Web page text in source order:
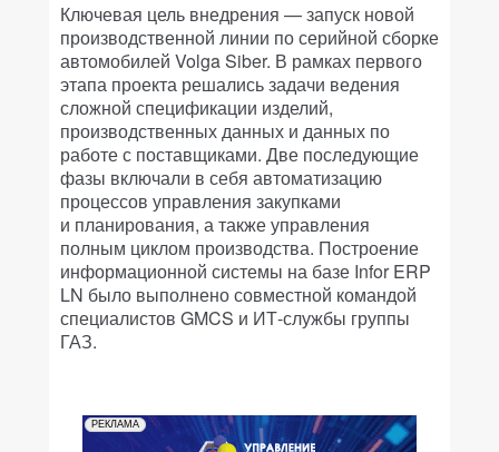
Ключевая цель внедрения — запуск новой
производственной линии по серийной сборке
автомобилей Volga Siber. В рамках первого
этапа проекта решались задачи ведения
сложной спецификации изделий,
производственных данных и данных по
работе с поставщиками. Две последующие
фазы включали в себя автоматизацию
процессов управления закупками
и планирования, а также управления
полным циклом производства. Построение
информационной системы на базе Infor ERP
LN было выполнено совместной командой
специалистов GMCS и ИТ-службы группы
ГАЗ.
РЕКЛАМА